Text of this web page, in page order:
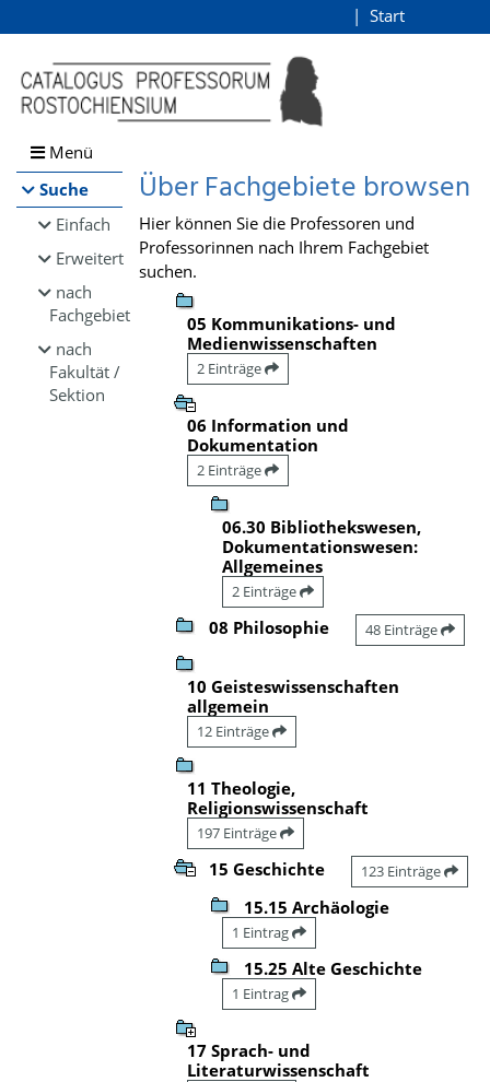
Browsen
direkt zum Inhalt
Start
Menü
Suche
Einfach
Erweitert
nach
Fachgebiet
nach
Fakultät /
Sektion
Über Fachgebiete browsen
Hier können Sie die Professoren und
Professorinnen nach Ihrem Fachgebiet
suchen.
05 Kommunikations- und
Medienwissenschaften
2 Einträge
06 Information und
Dokumentation
2 Einträge
06.30 Bibliothekswesen,
Dokumentationswesen:
Allgemeines
2 Einträge
08 Philosophie 48 Einträge
10 Geisteswissenschaften
allgemein
12 Einträge
11 Theologie,
Religionswissenschaft
197 Einträge
15 Geschichte 123 Einträge
15.15 Archäologie
1 Eintrag
15.25 Alte Geschichte
1 Eintrag
17 Sprach- und
Literaturwissenschaft